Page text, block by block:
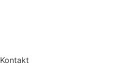
Kontakt